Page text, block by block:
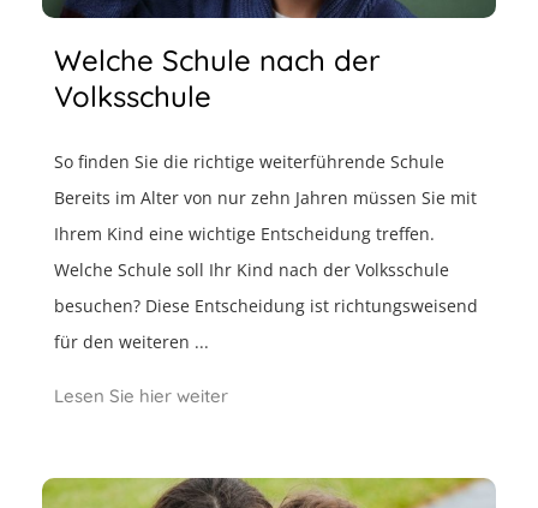
Welche Schule nach der
Volksschule
So finden Sie die richtige weiterführende Schule
Bereits im Alter von nur zehn Jahren müssen Sie mit
Ihrem Kind eine wichtige Entscheidung treffen.
Welche Schule soll Ihr Kind nach der Volksschule
besuchen? Diese Entscheidung ist richtungsweisend
für den weiteren ...
Lesen Sie hier weiter